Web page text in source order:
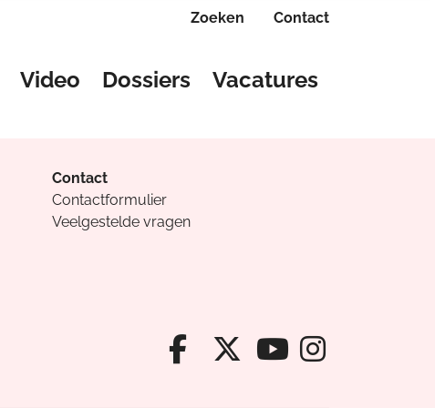
Zoeken Contact
Video Dossiers Vacatures
Contact
Contactformulier
Veelgestelde vragen
Facebook van
X van